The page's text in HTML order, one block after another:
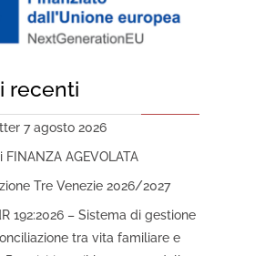
recenti
7 agosto 2026
FINANZA AGEVOLATA
Tre Venezie 2026/2027
192:2026 – Sistema di gestione
tra vita familiare e